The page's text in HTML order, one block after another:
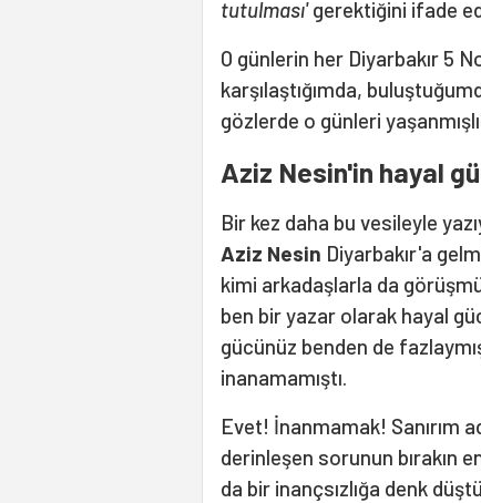
tutulması'gerektiğini ifade
O günlerin her Diyarbakır 5
karşılaştığımda,
gözlerde o günleri
Aziz Nesin'in hayal
Bir kez daha bu vesileyle
Aziz Nesin Diyarbakır'a
kimi arkadaşlarla da
ben bir yazar olarak hayal
gücünüz benden de
inanamamıştı.
Evet! İnanmamak! Sanırım
derinleşen sorunun bırakın
da bir inançsızlığa denk